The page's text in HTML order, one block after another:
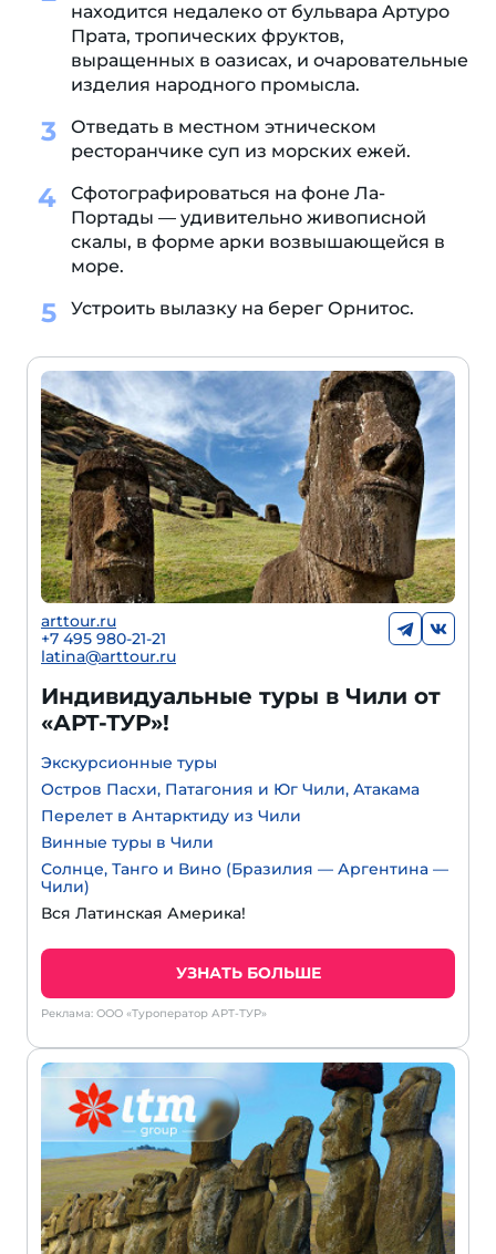
находится недалеко от бульвара Артуро
Прата, тропических фруктов,
выращенных в оазисах, и очаровательные
изделия народного промысла.
Отведать в местном этническом
ресторанчике суп из морских ежей.
Сфотографироваться на фоне Ла-
Портады — удивительно живописной
скалы, в форме арки возвышающейся в
море.
Устроить вылазку на берег Орнитос.
arttour.ru
+7 495 980-21-21
latina@arttour.ru
Индивидуальные туры в Чили от
«АРТ-ТУР»!
Экскурсионные туры
Остров Пасхи, Патагония и Юг Чили, Атакама
Перелет в Антарктиду из Чили
Винные туры в Чили
Солнце, Танго и Вино (Бразилия — Аргентина —
Чили)
Вся Латинская Америка!
УЗНАТЬ БОЛЬШЕ
Реклама: ООО «Туроператор АРТ-ТУР»